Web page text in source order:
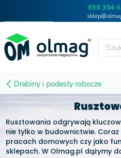
698 304
Drabiny i podesty robocze
Rusztowania odgrywają
nie tylko w budownictwie.
pracach domowych czy jako
sklepach. W Olmag.pl dążymy